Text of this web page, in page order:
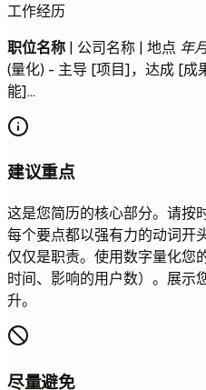
工作经历
职位名称 | 公司名称 | 地点 年
(量化) - 主导 [项目]，达成 [成
能]...
建议重点
这是您简历的核心部分。请按
每个要点都以强有力的动词开
仅仅是职责。使用数字量化您
时间、影响的用户数）。展示
升。
尽量避免